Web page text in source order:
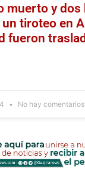
muerto y dos
un tiroteo en
fueron
No hay comentarios